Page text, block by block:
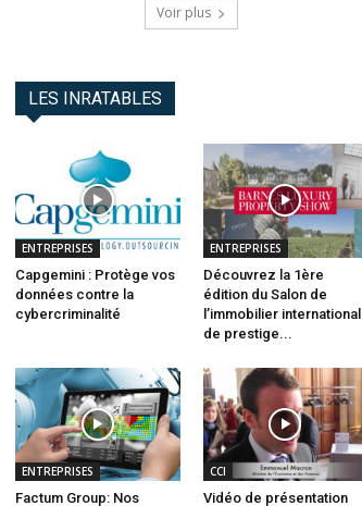
Voir plus
LES INRATABLES
ENTREPRISES
Capgemini : Protège vos
données contre la
cybercriminalité
ENTREPRISES
Découvrez la 1ère
édition du Salon de
l’immobilier international
de prestige...
ENTREPRISES
Factum Group: Nos
CCI
Vidéo de présentation